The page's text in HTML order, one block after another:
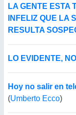
LA GENTE ESTA
INFELIZ QUE LA
RESULTA
LO EVIDENTE,
Hoy no salir en
(Umberto Ecco)